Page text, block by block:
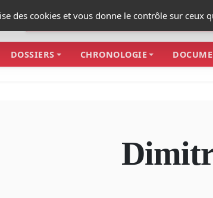
des cookies et vous donne le contrôle sur ceux
DOSSIERS CHRONOLOGIE